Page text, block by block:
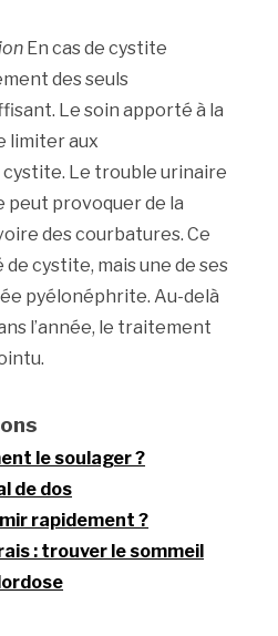
En cas de cystite
des seuls
Le soin apporté à la
limiter aux
Le trouble urinaire
peut provoquer de la
des courbatures. Ce
de cystite, mais une de ses
pyélonéphrite. Au-delà
l’année, le traitement
le soulager ?
de dos
rapidement ?
: trouver le sommeil